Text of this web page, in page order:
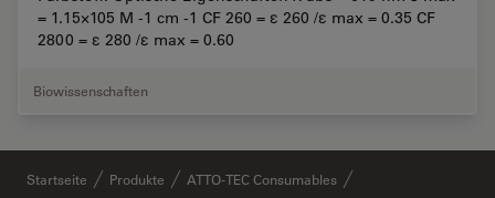
= 1.15×105 M -1 cm -1 CF 260 = ε 260 /ε max = 0.35 CF
2800 = ε 280 /ε max = 0.60
Biowissenschaften
Startseite Produkte
ATTO-TEC Consumables